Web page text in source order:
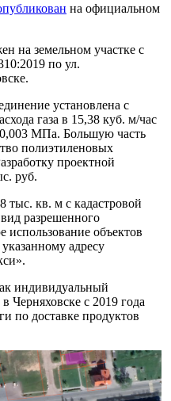
на официальном
на земельном участке с
по ул.
установлена с
газа в 15,38 куб. м/час
МПа. Большую часть
полиэтиленовых
проектной
руб.
тыс. кв. м с кадастровой
разрешенного
использование объектов
адресу
индивидуальный
Черняховске с 2019 года
по доставке продуктов